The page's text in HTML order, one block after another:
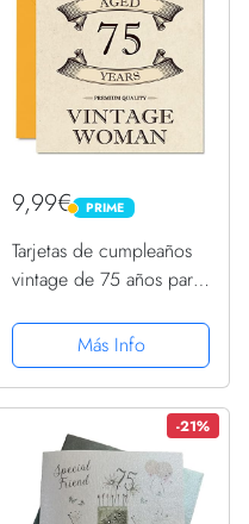
9,99€ PRIME
PRIME
Tarjetas de cumpleaños
vintage de 75 años para
divertida tarjeta de
cumpleaños para mamá,
hermana, esposa,
abuelita, niñera, 145
mmx145...
Más Info
-21%